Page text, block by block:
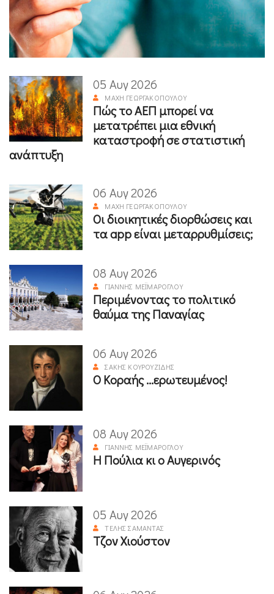
05 Αυγ 2026
ΜΆΧΗ ΓΕΩΡΓΑΚΟΠΟΎΛΟΥ
Πώς το ΑΕΠ μπορεί να
μετατρέπει μια εθνική
καταστροφή σε στατιστική
ανάπτυξη
06 Αυγ 2026
ΜΆΧΗ ΓΕΩΡΓΑΚΟΠΟΎΛΟΥ
Οι διοικητικές διορθώσεις και
τα app είναι μεταρρυθμίσεις;
08 Αυγ 2026
ΓΙΆΝΝΗΣ ΜΕΪΜΆΡΟΓΛΟΥ
Περιμένοντας το πολιτικό
θαύμα της Παναγίας
06 Αυγ 2026
ΣΆΚΗΣ ΚΟΥΡΟΥΖΊΔΗΣ
Ο Κοραής ...ερωτευμένος!
08 Αυγ 2026
ΓΙΆΝΝΗΣ ΜΕΪΜΆΡΟΓΛΟΥ
Η Πούλια κι ο Αυγερινός
05 Αυγ 2026
ΤΈΛΗΣ ΣΑΜΑΝΤΆΣ
Τζον Χιούστον